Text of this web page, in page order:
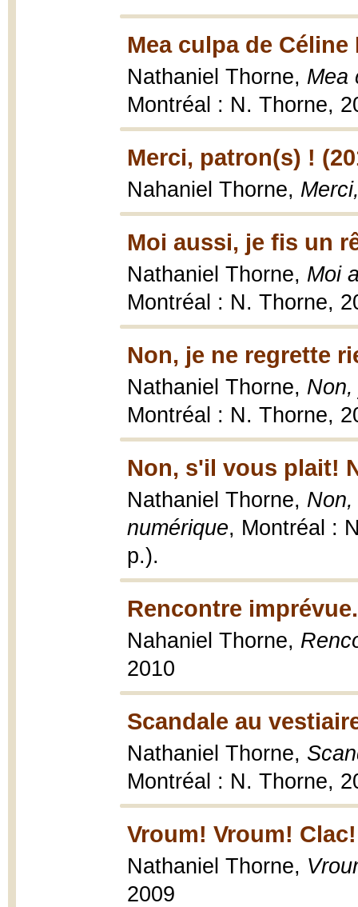
Mea culpa de Céline
Nathaniel Thorne, Mea
Montréal : N. Thorne,
Merci, patron(s) !
Nahaniel Thorne,
Moi aussi, je fis un
Nathaniel Thorne, Moi
Montréal : N. Thorne,
Non, je ne regrette
Nathaniel Thorne,
Montréal : N. Thorne,
Non, s'il vous plait!
Nathaniel Thorne,
numérique, Montréal :
p.).
Rencontre
Nahaniel Thorne,
2010
Scandale au
Nathaniel Thorne,
Montréal : N. Thorne,
Vroum! Vroum!
Nathaniel Thorne,
2009